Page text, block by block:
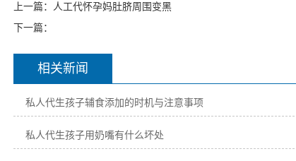
上一篇：
人工代怀孕妈肚脐周围变黑
下一篇：
相关新闻
私人代生孩子辅食添加的时机与注意事项
私人代生孩子用奶嘴有什么坏处